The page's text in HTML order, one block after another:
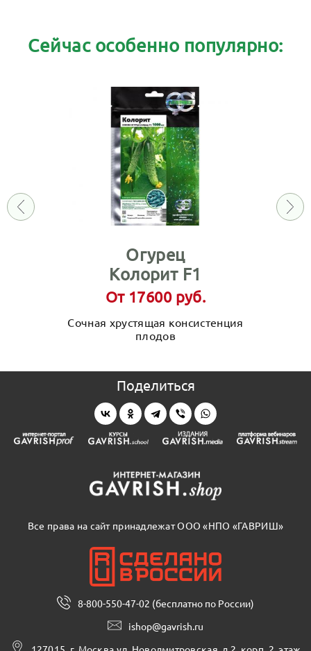
Сейчас особенно популярно:
Огурец
Колорит F1
От 17600 руб.
Сочная хрустящая консистенция
плодов
Поделиться
Все права на сайт принадлежат ООО «НПО «ГАВРИШ»
8-800-550-47-02 (бесплатно по России)
ishop@gavrish.ru